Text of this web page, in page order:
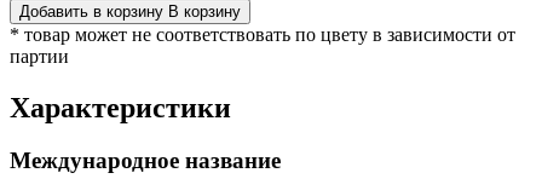
Добавить в корзину В корзину
* товар может не соответствовать по цвету в зависимости от
партии
Характеристики
Международное название